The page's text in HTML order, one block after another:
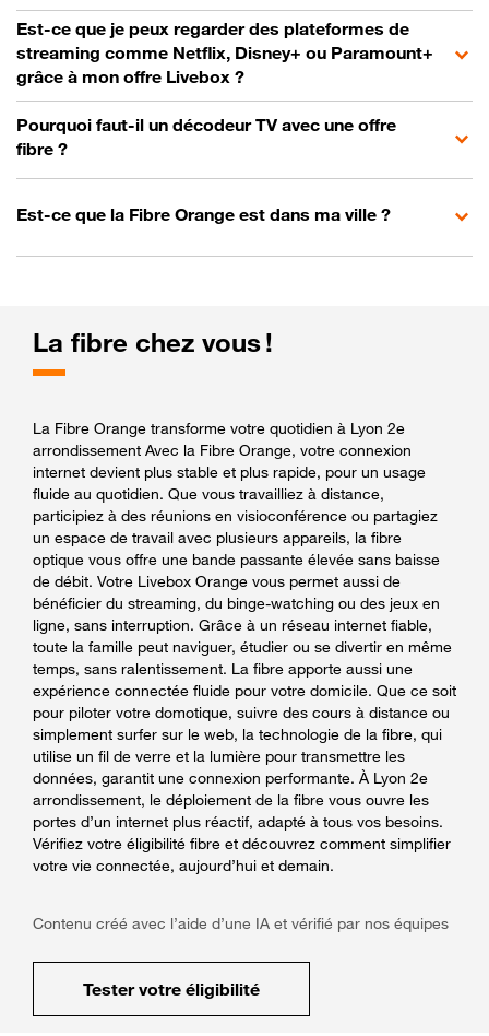
Est-ce que je peux regarder des plateformes de
streaming comme Netflix, Disney+ ou Paramount+
grâce à mon offre Livebox ?
Pourquoi faut-il un décodeur TV avec une offre
fibre ?
Est-ce que la Fibre Orange est dans ma ville ?
La fibre chez vous !
La Fibre Orange transforme votre quotidien à Lyon 2e
arrondissement Avec la Fibre Orange, votre connexion
internet devient plus stable et plus rapide, pour un usage
fluide au quotidien. Que vous travailliez à distance,
participiez à des réunions en visioconférence ou partagiez
un espace de travail avec plusieurs appareils, la fibre
optique vous offre une bande passante élevée sans baisse
de débit. Votre Livebox Orange vous permet aussi de
bénéficier du streaming, du binge-watching ou des jeux en
ligne, sans interruption. Grâce à un réseau internet fiable,
toute la famille peut naviguer, étudier ou se divertir en même
temps, sans ralentissement. La fibre apporte aussi une
expérience connectée fluide pour votre domicile. Que ce soit
pour piloter votre domotique, suivre des cours à distance ou
simplement surfer sur le web, la technologie de la fibre, qui
utilise un fil de verre et la lumière pour transmettre les
données, garantit une connexion performante. À Lyon 2e
arrondissement, le déploiement de la fibre vous ouvre les
portes d’un internet plus réactif, adapté à tous vos besoins.
Vérifiez votre éligibilité fibre et découvrez comment simplifier
votre vie connectée, aujourd’hui et demain.
Contenu créé avec l’aide d’une IA et vérifié par nos équipes
Tester votre éligibilité